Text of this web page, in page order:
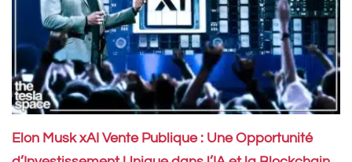
Elon Musk xAI Vente Publique : Une Opportunité